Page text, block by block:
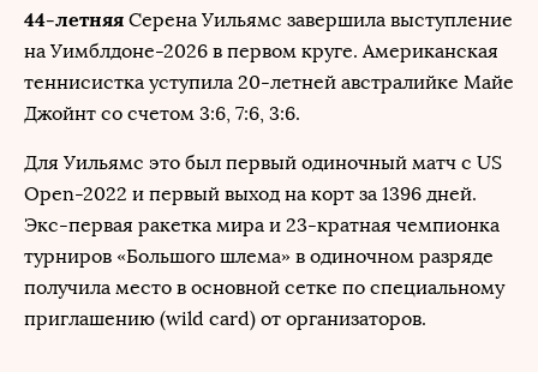
44-летняя Серена Уильямс завершила выступление
на Уимблдоне-2026 в первом круге. Американская
теннисистка уступила 20-летней австралийке Майе
Джойнт со счетом 3:6, 7:6, 3:6.
Для Уильямс это был первый одиночный матч с US
Open-2022 и первый выход на корт за 1396 дней.
Экс-первая ракетка мира и 23-кратная чемпионка
турниров «Большого шлема» в одиночном разряде
получила место в основной сетке по специальному
приглашению (wild card) от организаторов.